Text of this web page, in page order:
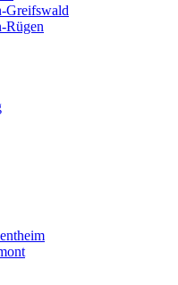
Greifswald
Rügen